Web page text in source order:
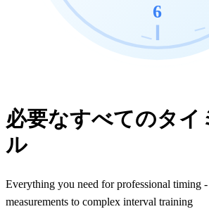
6
必要なすべてのタイ
ル
Everything you need for professional timing
measurements to complex interval training